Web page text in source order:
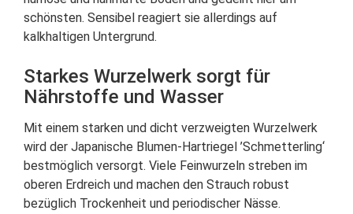
schönsten. Sensibel reagiert sie allerdings auf
kalkhaltigen Untergrund.
Starkes Wurzelwerk sorgt für
Nährstoffe und Wasser
Mit einem starken und dicht verzweigten Wurzelwerk
wird der Japanische Blumen-Hartriegel ’Schmetterling‘
bestmöglich versorgt. Viele Feinwurzeln streben im
oberen Erdreich und machen den Strauch robust
bezüglich Trockenheit und periodischer Nässe.